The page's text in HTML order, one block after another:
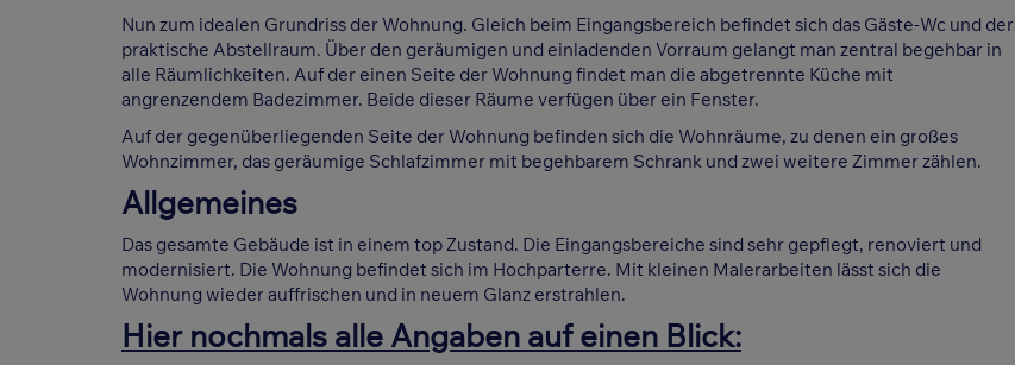
Nun zum idealen Grundriss der Wohnung. Gleich beim Eingangsbereich befindet sich das Gäste-Wc und der
praktische Abstellraum. Über den geräumigen und einladenden Vorraum gelangt man zentral begehbar in
alle Räumlichkeiten. Auf der einen Seite der Wohnung findet man die abgetrennte Küche mit
angrenzendem Badezimmer. Beide dieser Räume verfügen über ein Fenster.
Auf der gegenüberliegenden Seite der Wohnung befinden sich die Wohnräume, zu denen ein großes
Wohnzimmer, das geräumige Schlafzimmer mit begehbarem Schrank und zwei weitere Zimmer zählen.
Allgemeines
Das gesamte Gebäude ist in einem top Zustand. Die Eingangsbereiche sind sehr gepflegt, renoviert und
modernisiert. Die Wohnung befindet sich im Hochparterre. Mit kleinen Malerarbeiten lässt sich die
Wohnung wieder auffrischen und in neuem Glanz erstrahlen.
Hier nochmals alle Angaben auf einen Blick: